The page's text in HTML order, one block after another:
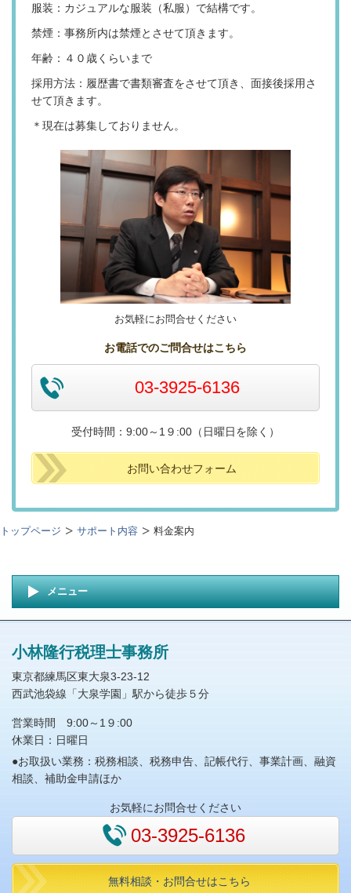
服装：カジュアルな服装（私服）で結構です。
禁煙：事務所内は禁煙とさせて頂きます。
年齢：４０歳くらいまで
採用方法：履歴書で書類審査をさせて頂き、面接後採用さ
せて頂きます。
＊現在は募集しておりません。
お気軽にお問合せください
お電話でのご問合せはこちら
03-3925-6136
受付時間：9:00～1９:00（日曜日を除く）
お問い合わせフォーム
トップページ サポート内容 料金案内
メニュー
小林隆行税理士事務所
東京都練馬区東大泉3-23-12
西武池袋線「大泉学園」駅から徒歩５分
営業時間 9:00～1９:00
休業日：日曜日
●お取扱い業務：税務相談、税務申告、記帳代行、事業計画、融資
相談、補助金申請ほか
お気軽にお問合せください
03-3925-6136
無料相談・お問合せはこちら